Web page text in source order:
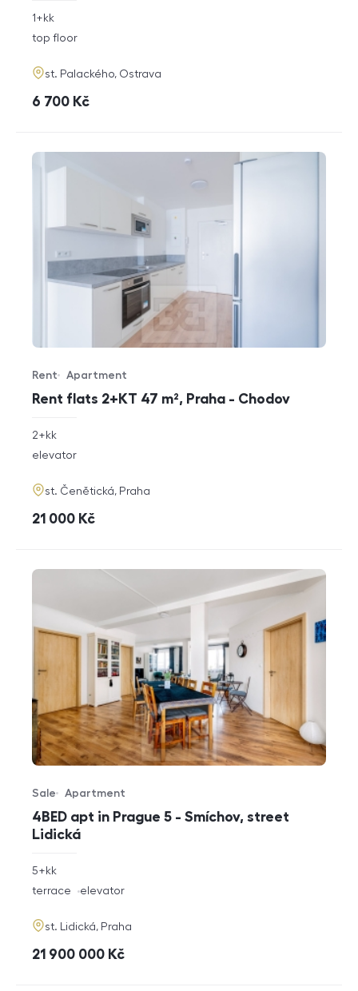
rozměry
disposition
1+kk
funkce
top floor
adresa
st. Palackého, Ostrava
cena
6 700 Kč
Rent flats 2+KT 47 m², Praha - Chodov
Offer type
Rent
Property type
Apartment
rozměry
2+kk
funkce
elevator
adresa
st. Čenětická, Praha
cena
21 000 Kč
4BED apt in Prague 5 - Smíchov, street
Lidická
Offer type
Sale
Property type
Apartment
rozměry
disposition
5+kk
funkce
terrace elevator
adresa
st. Lidická, Praha
cena
21 900 000 Kč